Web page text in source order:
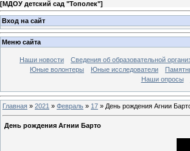
[МДОУ детский сад "Тополек"]
Вход на сайт
Меню сайта
Наши новости Сведения об образовательной
Юные волонтеры
Юные исследователи
Наши опросы
Главная » 2021 » Февраль » 17 » День рождения Агнии
День рождения Агнии Барто